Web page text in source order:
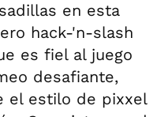
en esta
hack-'n-slash
es fiel al juego
desafiante,
el estilo de pixxel